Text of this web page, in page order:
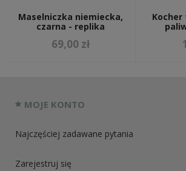
Maselniczka niemiecka,
czarna - replika
69,00 zł
Kocher
MOJE KONTO
Najczęściej zadawane pytania
Zarejestruj się